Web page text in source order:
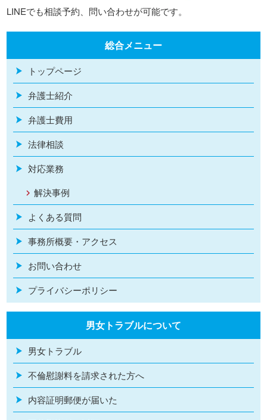
LINEでも相談予約、問い合わせが可能です。
総合メニュー
トップページ
弁護士紹介
弁護士費用
法律相談
対応業務
解決事例
よくある質問
事務所概要・アクセス
お問い合わせ
プライバシーポリシー
男女トラブルについて
男女トラブル
不倫慰謝料を請求された方へ
内容証明郵便が届いた